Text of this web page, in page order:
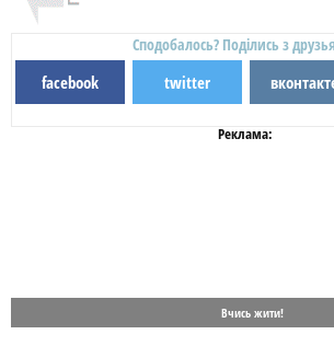
Сподобалось? Поділись з
facebook twitter
Реклама:
Вчись жити!